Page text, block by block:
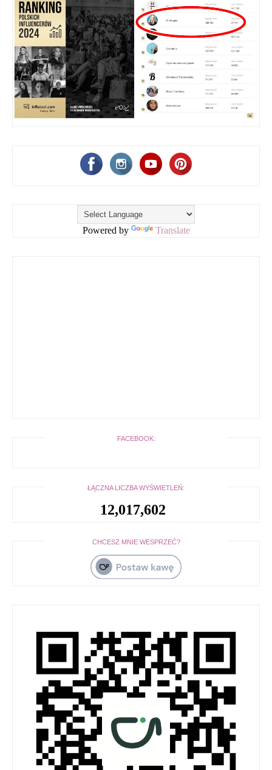
Powered by Translate
FACEBOOK:
ŁĄCZNA LICZBA WYŚWIETLEŃ:
12,017,602
CHCESZ MNIE WESPRZEĆ?